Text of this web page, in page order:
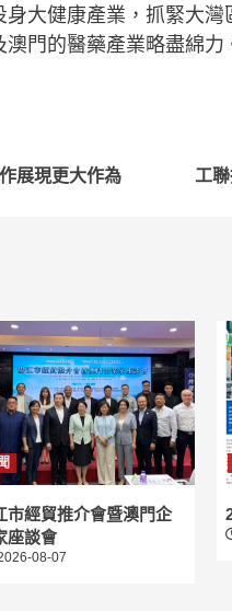
大健康產業，抓緊大
門的醫藥產業略盡綿力
展現更大作為
工
市經貿推介會暨澳門企
座談會
08-07